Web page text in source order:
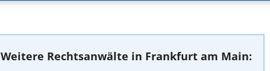
Weitere Rechtsanwälte in Frankfurt am Main: